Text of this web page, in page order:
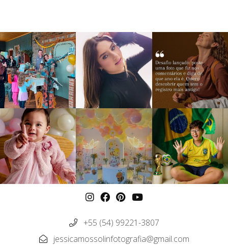
+55 (54) 99221-3807
jessicamossolinfotografia@gmail.com